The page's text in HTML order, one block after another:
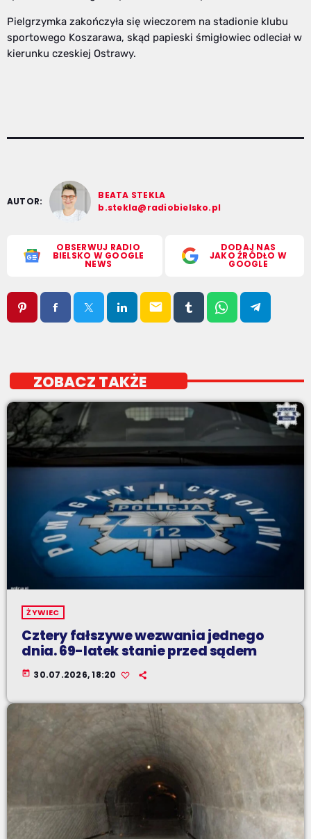
Pielgrzymka zakończyła się wieczorem na stadionie klubu
sportowego Koszarawa, skąd papieski śmigłowiec odleciał w
kierunku czeskiej Ostrawy.
AUTOR:
BEATA STEKLA
b.stekla@radiobielsko.pl
OBSERWUJ RADIO
BIELSKO W GOOGLE
NEWS
DODAJ NAS
JAKO ŹRÓDŁO W
GOOGLE
email
ZOBACZ TAKŻE
ŻYWIEC
Cztery fałszywe wezwania jednego
dnia. 69-latek stanie przed sądem
today 30.07.2026, 18:20